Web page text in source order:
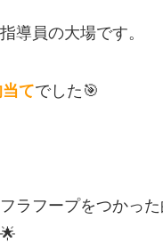
導員の大場です。
てでした🎯
ラフープをつかっ